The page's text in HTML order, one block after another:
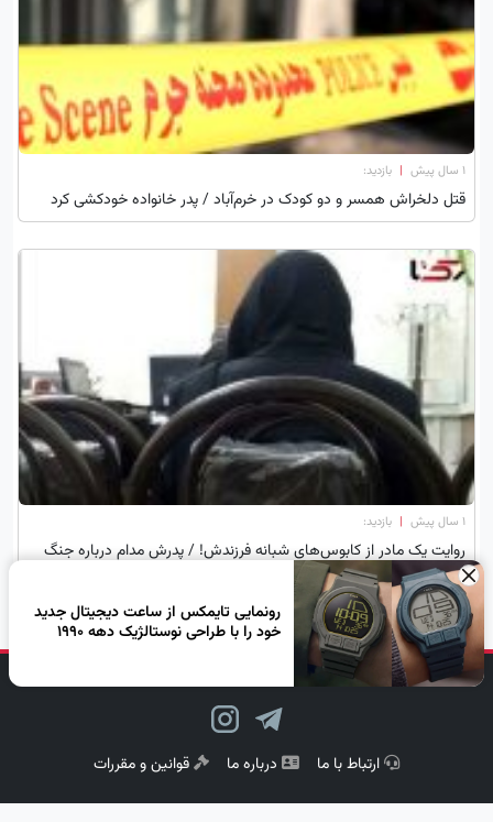
۱ سال پیش | بازدید:
قتل دلخراش همسر و دو کودک در خرم‌آباد / پدر خانواده خودکشی کرد
۱ سال پیش | بازدید:
روایت یک مادر از کابوس‌های شبانه فرزندش! / پدرش مدام درباره جنگ
صحبت می کند×
رونمایی تایمکس از ساعت‌ دیجیتال جدید
خود را با طراحی نوستالژیک دهه 1990
ارتباط با ما درباره ما قوانین و مقررات